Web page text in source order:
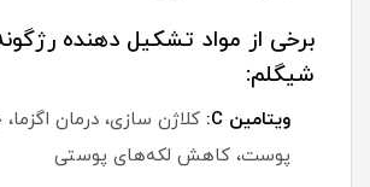
برخی از مواد تشکیل دهنده
شیگلم:
ویتامین C:
کلاژن سازی، درمان
پوست، کاهش لکه‌های پوستی